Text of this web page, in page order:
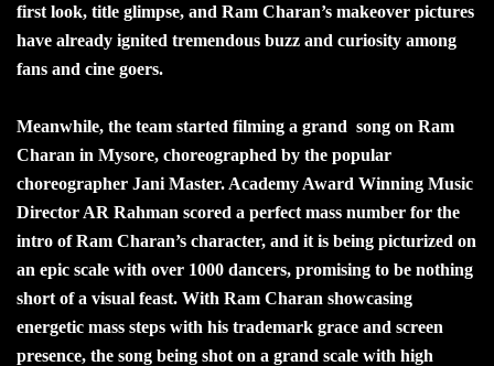
first look, title glimpse, and Ram Charan’s makeover pictures
have already ignited tremendous buzz and curiosity among
fans and cine goers.
Meanwhile, the team started filming a grand song on Ram
Charan in Mysore, choreographed by the popular
choreographer Jani Master. Academy Award Winning Music
Director AR Rahman scored a perfect mass number for the
intro of Ram Charan’s character, and it is being picturized on
an epic scale with over 1000 dancers, promising to be nothing
short of a visual feast. With Ram Charan showcasing
energetic mass steps with his trademark grace and screen
presence, the song being shot on a grand scale with high